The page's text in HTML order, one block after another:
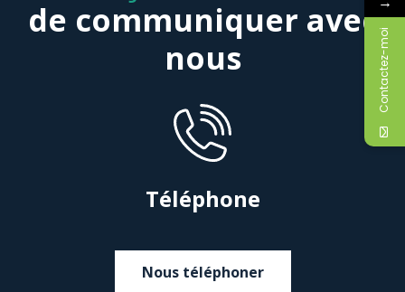
de communiquer avec
nous
Téléphone
Nous téléphoner
Contactez-moi